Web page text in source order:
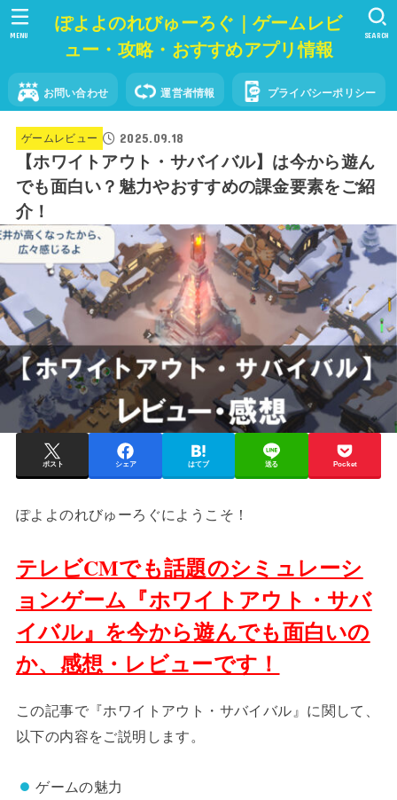
ぽよよのれびゅーろぐ｜ゲームレビ
ュー・攻略・おすすめアプリ情報
お問い合わせ 運営者情報 プライバシーポリシー
SEARCH
MENU
ゲームレビュー 2025.09.18
【ホワイトアウト・サバイバル】は今から遊ん
でも面白い？魅力やおすすめの課金要素をご紹
介！
ポスト シェア はてブ 送る Pocket
ぽよよのれびゅーろぐにようこそ！
テレビCMでも話題のシミュレーシ
ョンゲーム『ホワイトアウト・サバ
イバル』を今から遊んでも面白いの
か、感想・レビューです！
この記事で『ホワイトアウト・サバイバル』に関して、
以下の内容をご説明します。
ゲームの魅力